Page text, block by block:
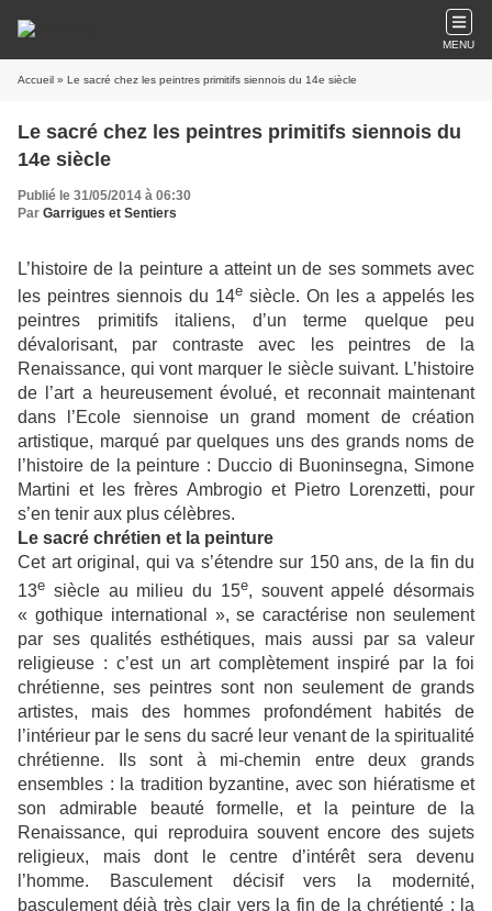
MENU
Accueil » Le sacré chez les peintres primitifs siennois du 14e siècle
Le sacré chez les peintres primitifs siennois du
14e siècle
Publié le 31/05/2014 à 06:30
Par Garrigues et Sentiers
L’histoire de la peinture a atteint un de ses sommets avec
les peintres siennois du 14e siècle. On les a appelés les
peintres primitifs italiens, d’un terme quelque peu
dévalorisant, par contraste avec les peintres de la
Renaissance, qui vont marquer le siècle suivant. L’histoire
de l’art a heureusement évolué, et reconnait maintenant
dans l’Ecole siennoise un grand moment de création
artistique, marqué par quelques uns des grands noms de
l’histoire de la peinture : Duccio di Buoninsegna, Simone
Martini et les frères Ambrogio et Pietro Lorenzetti, pour
s’en tenir aux plus célèbres.
Le sacré chrétien et la peinture
Cet art original, qui va s’étendre sur 150 ans, de la fin du
13e siècle au milieu du 15e, souvent appelé désormais
« gothique international », se caractérise non seulement
par ses qualités esthétiques, mais aussi par sa valeur
religieuse : c’est un art complètement inspiré par la foi
chrétienne, ses peintres sont non seulement de grands
artistes, mais des hommes profondément habités de
l’intérieur par le sens du sacré leur venant de la spiritualité
chrétienne. Ils sont à mi-chemin entre deux grands
ensembles : la tradition byzantine, avec son hiératisme et
son admirable beauté formelle, et la peinture de la
Renaissance, qui reproduira souvent encore des sujets
religieux, mais dont le centre d’intérêt sera devenu
l’homme. Basculement décisif vers la modernité,
basculement déjà très clair vers la fin de la chrétienté : la